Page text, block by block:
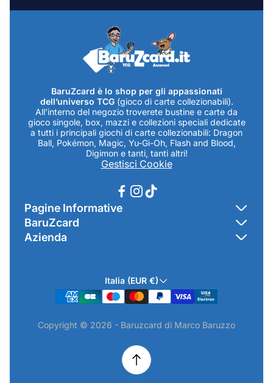
BaruZcard è lo shop per gli appassionati
dell’universo TCG (gioco di carte collezionabili).
All’interno del negozio troverete bustine e carte da
gioco singole, box, mazzi e collezioni speciali dedicate
a tutti i principali giochi di carte collezionabili: Dragon
Ball, Pokémon, Magic, Yu-Gi-Oh, Flash and Blood,
Digimon e tanti, tanti altri!
Gestisci Cookie
Pagine Informative
Contatti
Termini & Condizioni
Informativa Prodotti ExtraEU
BaruZcard
Chi-sono
Scopri il Negozio Fisico !
Azienda
Indirizzo Negozio: Via Luigi Valentini 1a Traversa - SNC
19021 Arcola (SP)
P.IVA.: 01520250117
Telefono/Whatsapp: 3288853914
Italia (EUR €)
Copyright © 2026 - Baruzcard di Marco Baruzzo